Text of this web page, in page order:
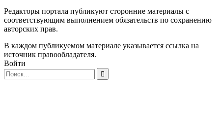
Редакторы портала публикуют сторонние материалы с
соответствующим выполнением обязательств по сохранению
авторских прав.
В каждом публикуемом материале указывается ссылка на
источник правообладателя.
Войти